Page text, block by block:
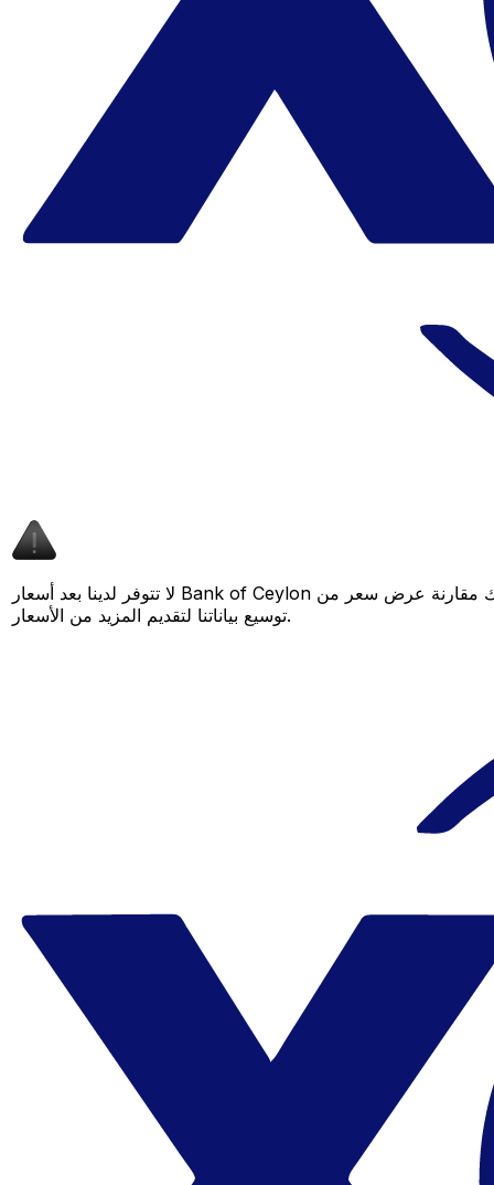
لا تتوفر لدينا بعد أسعار Bank of Ceylon لهذا الزوج من العملات، لكن لا يزال بإمكانك مقارنة عرض سعر من Bank of Ceylon بسعر Xe المباشر لمعرفة التوفير المحتمل. عد لاحقًا، فنحن نعمل باستمرار على
توسيع بياناتنا لتقديم المزيد من الأسعار.